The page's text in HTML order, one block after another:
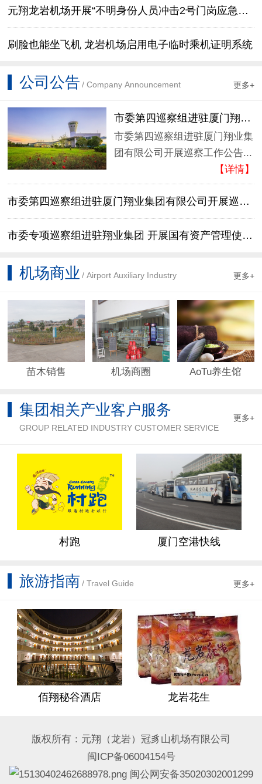
元翔龙岩机场开展“不明身份人员冲击2号门岗应急处置
刷脸也能坐飞机 龙岩机场启用电子临时乘机证明系统
公司公告 / Company Announcement 更多+
市委第四巡察组进驻厦门翔业
市委第四巡察组进驻厦门翔业集
团有限公司开展巡察工作公告...
【详情】
市委第四巡察组进驻厦门翔业集团有限公司开展巡察
市委专项巡察组进驻翔业集团 开展国有资产管理使用
机场商业 / Airport Auxiliary Industry 更多+
苗木销售 机场商圈 AoTu养生馆
集团相关产业客户服务
GROUP RELATED INDUSTRY CUSTOMER SERVICE
更多+
村跑 厦门空港快线
旅游指南 / Travel Guide 更多+
佰翔秘谷酒店 龙岩花生
版权所有：元翔（龙岩）冠豸山机场有限公司
闽ICP备06004154号
闽公网安备35020302001299